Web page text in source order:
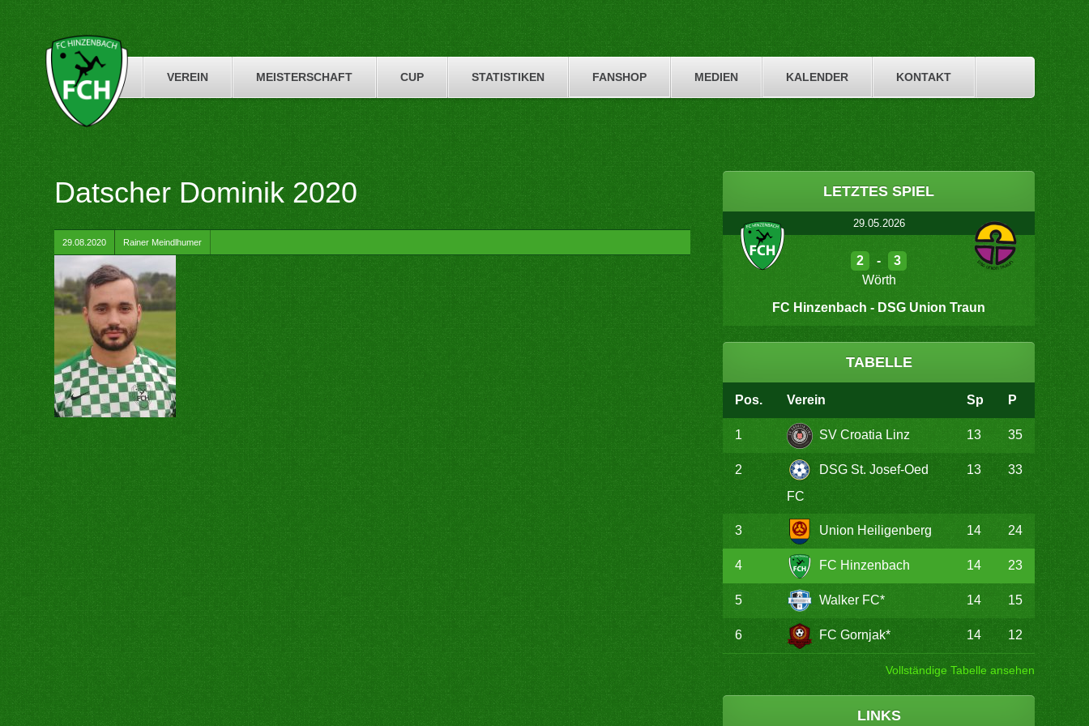
VEREIN MEISTERSCHAFT CUP STATISTIKEN FANSHOP MEDIEN KALENDER KONTAKT
Datscher Dominik 2020
29.08.2020 Rainer Meindlhumer
Post
navigation
LETZTES SPIEL
29.05.2026
2 -
3
Wörth
FC Hinzenbach - DSG Union Traun
TABELLE
Pos. Verein Sp P
1 SV Croatia Linz 13 35
2
DSG St. Josef-Oed
FC
13 33
3 Union Heiligenberg 14 24
4 FC Hinzenbach 14 23
5 Walker FC* 14 15
6 FC Gornjak* 14 12
Vollständige Tabelle ansehen
LINKS